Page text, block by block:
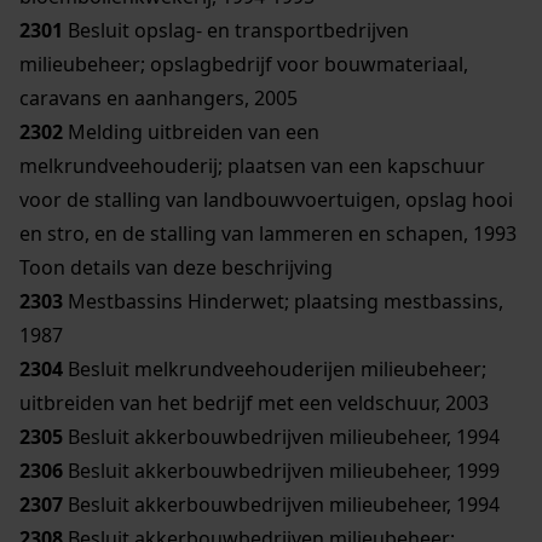
2301 Besluit opslag- en transportbedrijven
milieubeheer; opslagbedrijf voor bouwmateriaal,
caravans en aanhangers, 2005
2302 Melding uitbreiden van een
melkrundveehouderij; plaatsen van een kapschuur
voor de stalling van landbouwvoertuigen, opslag hooi
en stro, en de stalling van lammeren en schapen, 1993
Toon details van deze beschrijving
2303 Mestbassins Hinderwet; plaatsing mestbassins,
1987
2304 Besluit melkrundveehouderijen milieubeheer;
uitbreiden van het bedrijf met een veldschuur, 2003
2305 Besluit akkerbouwbedrijven milieubeheer, 1994
2306 Besluit akkerbouwbedrijven milieubeheer, 1999
2307 Besluit akkerbouwbedrijven milieubeheer, 1994